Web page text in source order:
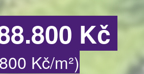
​K​č
​K​č​/​m​²​)